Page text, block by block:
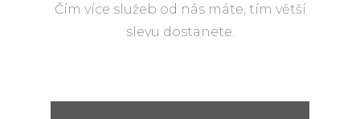
Čím více služeb od nás máte, tím větší
slevu dostanete.